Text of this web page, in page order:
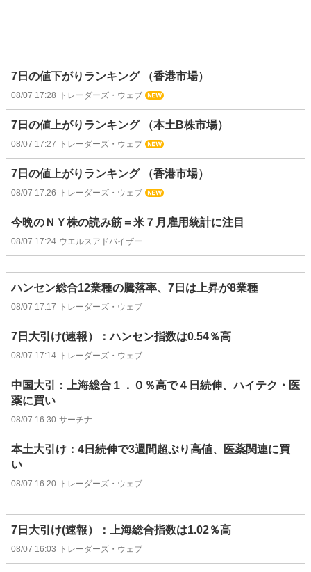
7日の値下がりランキング （香港市場）
08/07 17:28 トレーダーズ・ウェブ
7日の値上がりランキング （本土B株市場）
08/07 17:27 トレーダーズ・ウェブ
7日の値上がりランキング （香港市場）
08/07 17:26 トレーダーズ・ウェブ
今晩のＮＹ株の読み筋＝米７月雇用統計に注目
08/07 17:24 ウエルスアドバイザー
ハンセン総合12業種の騰落率、7日は上昇が8業種
08/07 17:17 トレーダーズ・ウェブ
7日大引け(速報）：ハンセン指数は0.54％高
08/07 17:14 トレーダーズ・ウェブ
中国大引：上海総合１．０％高で４日続伸、ハイテク・医
薬に買い
08/07 16:30 サーチナ
本土大引け：4日続伸で3週間超ぶり高値、医薬関連に買
い
08/07 16:20 トレーダーズ・ウェブ
7日大引け(速報）：上海総合指数は1.02％高
08/07 16:03 トレーダーズ・ウェブ